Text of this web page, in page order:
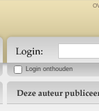
Login onthouden